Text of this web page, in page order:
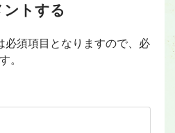
ントする
必須項目となりますので、必
。